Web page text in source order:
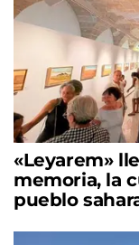
«Leyarem»
memoria, la
pueblo